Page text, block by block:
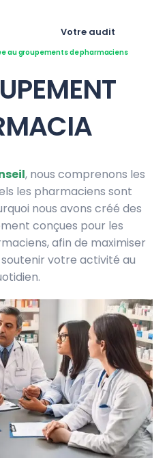
Votre audit
au groupements de pharmaciens
, nous comprenons les
les pharmaciens sont
nous avons créé des
conçues pour les
afin de maximiser
votre activité au